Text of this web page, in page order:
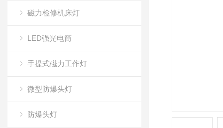
磁力检修机床灯
LED强光电筒
手提式磁力工作灯
微型防爆头灯
防爆头灯